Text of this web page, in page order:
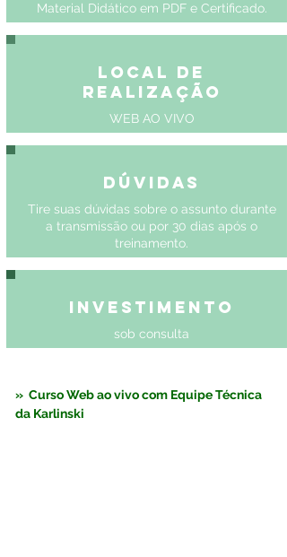
Material Didático em PDF e Certificado.
Local de
Realização
WEB AO VIVO
Dúvidas
Tire suas dúvidas sobre o assunto durante
a transmissão ou por 30 dias após o
treinamento.
Investimento
sob consulta
»  Curso Web ao vivo com Equipe Técnica
da Karlinski